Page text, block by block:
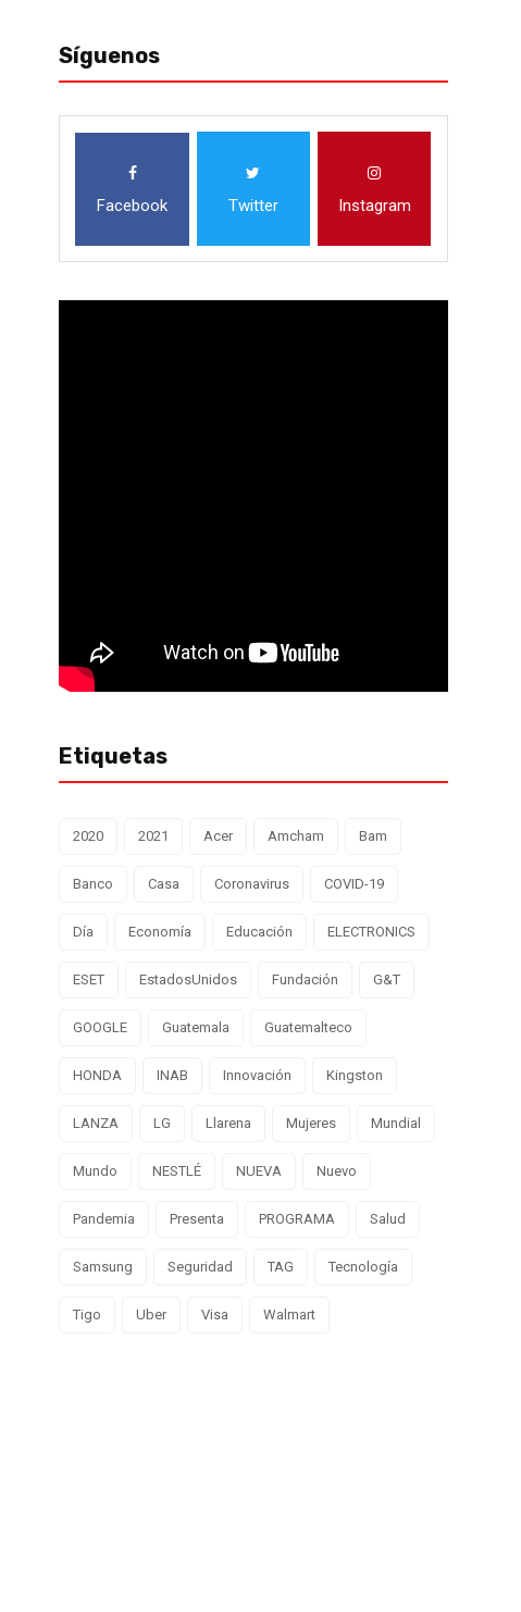
Síguenos
Facebook Twitter Instagram
Etiquetas
2020 2021 Acer Amcham Bam
Banco Casa Coronavirus COVID-19
Día Economía Educación ELECTRONICS
ESET EstadosUnidos Fundación G&T
GOOGLE Guatemala Guatemalteco
HONDA INAB Innovación Kingston
LANZA LG Llarena Mujeres Mundial
Mundo NESTLÉ NUEVA Nuevo
Pandemia Presenta PROGRAMA Salud
Samsung Seguridad TAG Tecnología
Tigo Uber Visa Walmart